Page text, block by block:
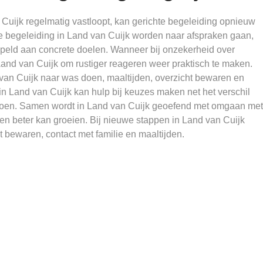
regelmatig vastloopt, kan gerichte begeleiding opnieuw
begeleiding in Land van Cuijk worden naar afspraken gaan,
aan concrete doelen. Wanneer bij onzekerheid over
van Cuijk om rustiger reageren weer praktisch te maken.
Cuijk naar was doen, maaltijden, overzicht bewaren en
Land van Cuijk kan hulp bij keuzes maken net het verschil
Samen wordt in Land van Cuijk geoefend met omgaan met
beter kan groeien. Bij nieuwe stappen in Land van Cuijk
bewaren, contact met familie en maaltijden.